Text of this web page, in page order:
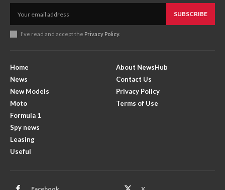
SUBSCRIBE
I've read and accept the Privacy Policy.
Home
News
New Models
Moto
Formula 1
Spy news
Leasing
Useful
About NewsHub
Contact Us
Privacy Policy
Terms of Use